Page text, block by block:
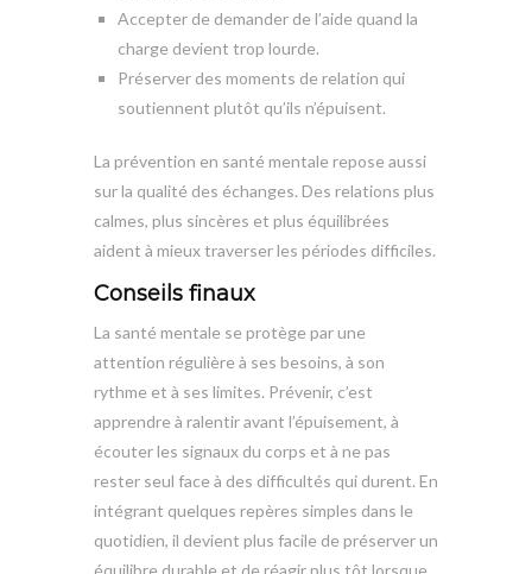
Accepter de demander de l’aide quand la
charge devient trop lourde.
Préserver des moments de relation qui
soutiennent plutôt qu’ils n’épuisent.
La prévention en santé mentale repose aussi
sur la qualité des échanges. Des relations plus
calmes, plus sincères et plus équilibrées
aident à mieux traverser les périodes difficiles.
Conseils finaux
La santé mentale se protège par une
attention régulière à ses besoins, à son
rythme et à ses limites. Prévenir, c’est
apprendre à ralentir avant l’épuisement, à
écouter les signaux du corps et à ne pas
rester seul face à des difficultés qui durent. En
intégrant quelques repères simples dans le
quotidien, il devient plus facile de préserver un
équilibre durable et de réagir plus tôt lorsque